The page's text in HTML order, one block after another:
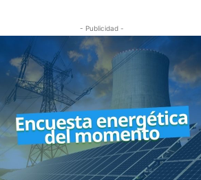
- Publicidad -